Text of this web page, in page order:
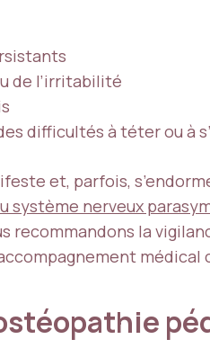
de l’irritabilité
difficultés à téter ou à
et, parfois,
système nerveux
recommandons la